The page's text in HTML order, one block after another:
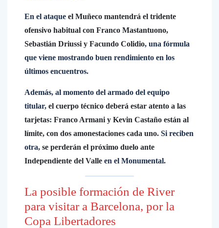
En el ataque el Muñeco mantendrá el tridente
ofensivo habitual con Franco Mastantuono,
Sebastián Driussi y Facundo Colidio, una fórmula
que viene mostrando buen rendimiento en los
últimos encuentros.
Además, al momento del armado del equipo
titular, el cuerpo técnico deberá estar atento a las
tarjetas: Franco Armani y Kevin Castaño están al
límite, con dos amonestaciones cada uno. Si reciben
otra, se perderán el próximo duelo ante
Independiente del Valle en el Monumental.
La posible formación de River
para visitar a Barcelona, por la
Copa Libertadores